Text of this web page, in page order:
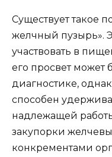
Существует такое
желчный пузырь».
участвовать в
его просвет может
диагностике,
способен
надлежащей
закупорки
конкрементами